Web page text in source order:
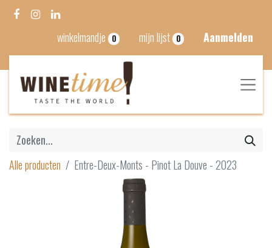
winkelmandje 0 mijn lijst 0 Aanmelden
Alle producten Entre-Deux-Monts - Pinot La Douve - 2023